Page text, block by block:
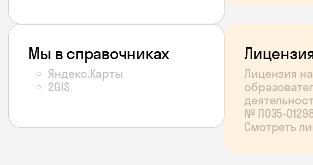
Мы в справочниках
Яндекс.Карты
2GIS
Лицензия
№
Смотреть